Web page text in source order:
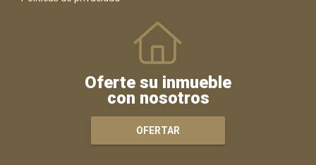
Oferte su inmueble
con nosotros
OFERTAR